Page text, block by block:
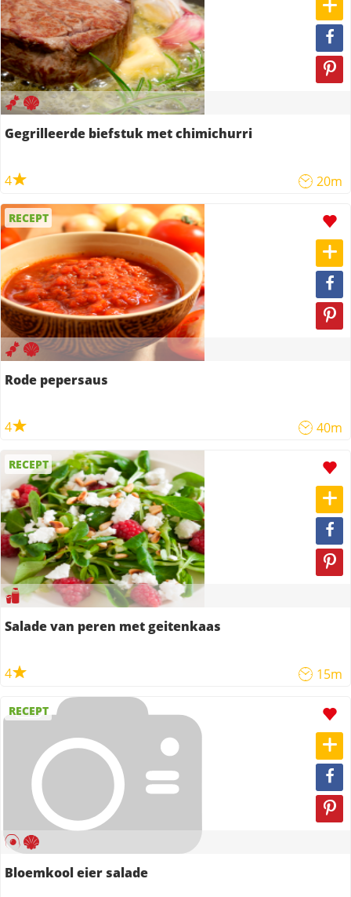
Gegrilleerde biefstuk met chimichurri
4 20m
RECEPT
Rode pepersaus
4 40m
RECEPT
Salade van peren met geitenkaas
4 15m
RECEPT
Bloemkool eier salade